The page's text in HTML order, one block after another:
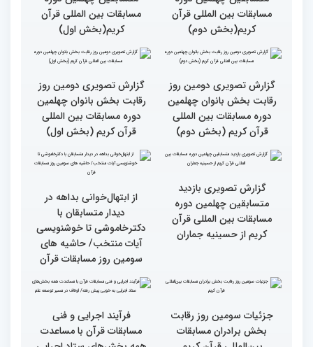
گزارش تصویری سومین روز
رقابت بخش برادران
چهلمین دوره مسابقات
بین‌المللی قرآن کریم(بخش
دوم)
گزارش تصویری سومین روز
رقابت بخش برادران
چهلمین دوره مسابقات
بین‌المللی قرآن کریم(بخش
اول)
گزارش تصویری نشست
صمیمی رئیس سازمان اوقاف
و امور خیریه با هیأت داوران
متسابقین چهلمین دوره
مسابقات بین المللی قرآن
کریم(بخش دوم)
گزارش تصویری نشست
صمیمی رئیس سازمان اوقاف
و امور خیریه با هیأت داوران
خواهران و برادران،
متسابقین چهلمین دوره
مسابقات بین المللی قرآن
کریم(بخش اول)
گزارش تصویری دومین روز
رقابت بخش بانوان چهلمین
دوره مسابقات بین المللی
قرآن کریم (بخش دوم)
گزارش تصویری دومین روز
رقابت بخش بانوان چهلمین
دوره مسابقات بین المللی
قرآن کریم (بخش اول)